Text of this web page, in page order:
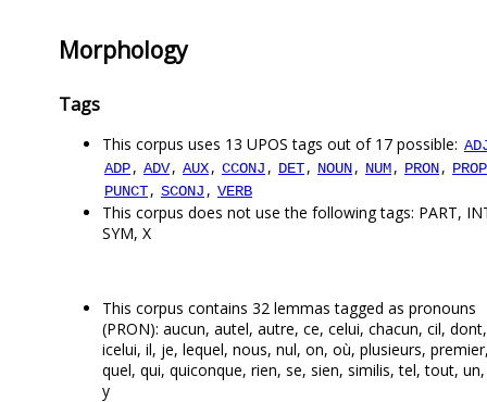
Morphology
Tags
This corpus uses 13 UPOS tags out of 17 possible:
ADP, ADV, AUX, CCONJ , DET, NOUN, NUM, PRON,
PUNCT, SCONJ , VERB
This corpus does not use the following tags: PART,
SYM, X
This corpus contains 32 lemmas tagged as pronouns
(PRON): aucun, autel, autre, ce, celui, chacun, cil,
icelui, il, je, lequel, nous, nul, on, où, plusieurs,
quel, qui, quiconque, rien, se, sien, similis, tel, tout,
y